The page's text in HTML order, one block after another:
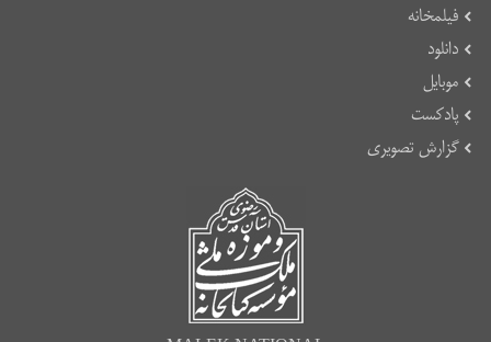
فیلمخانه
دانلود
موبایل
پادکست
گزارش تصویری